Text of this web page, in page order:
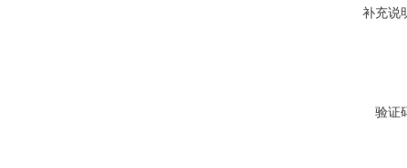
补充说
验证